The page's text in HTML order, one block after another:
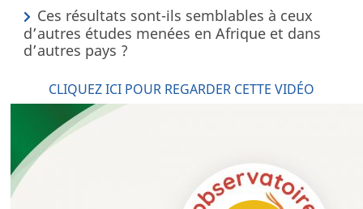
Ces résultats sont-ils semblables à ceux
d’autres études menées en Afrique et dans
d’autres pays ?
CLIQUEZ ICI POUR REGARDER CETTE VIDÉO